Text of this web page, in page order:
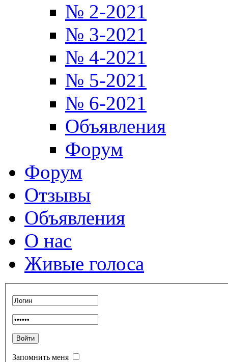
№ 2-2021
№ 3-2021
№ 4-2021
№ 5-2021
№ 6-2021
Объявления
Форум
Форум
Отзывы
Объявления
О нас
Живые голоса
Запомнить меня